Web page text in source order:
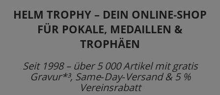
HELM TROPHY – DEIN ONLINE‑SHOP
FÜR POKALE, MEDAILLEN &
TROPHÄEN
Seit 1998 – über 5 000 Artikel mit gratis
Gravur*³, Same‑Day‑Versand & 5 %
Vereinsrabatt